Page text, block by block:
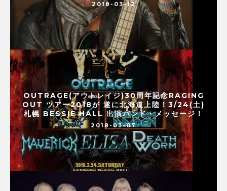
2018-03-12
OUTRAGE(アウトレイジ)30周年記念RAGING
OUT ツアー2018が 遂に北海道上陸！3/24(土)
札幌 BESSIE HALL 出演バンド・メッセージ！
2018-03-07